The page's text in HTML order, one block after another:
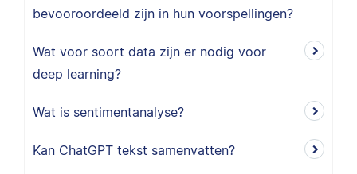
bevooroordeeld zijn in hun voorspellingen?
Wat voor soort data zijn er nodig voor
deep learning?
Wat is sentimentanalyse?
Kan ChatGPT tekst samenvatten?